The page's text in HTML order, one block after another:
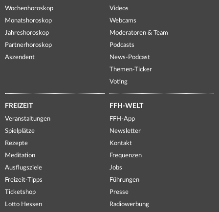
Wochenhoroskop
Monatshoroskop
Jahreshoroskop
Partnerhoroskop
Aszendent
Videos
Webcams
Moderatoren & Team
Podcasts
News-Podcast
Themen-Ticker
Voting
FREIZEIT
Veranstaltungen
Spielplätze
Rezepte
Meditation
Ausflugsziele
Freizeit-Tipps
Ticketshop
Lotto Hessen
FFH-WELT
FFH-App
Newsletter
Kontakt
Frequenzen
Jobs
Führungen
Presse
Radiowerbung